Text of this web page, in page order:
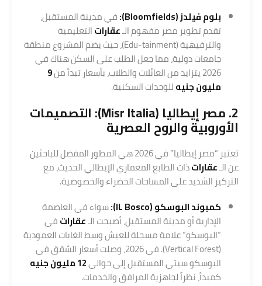
بلوم فيلدز (Bloomfields):
في مدينة المستقبل،
تقدم تطوير مصر مفهوم الـعقاراتالتعليمية
والترفيهية (Edu-tainment)، حيث يضم المشروع منطقة
جامعات دولية، مما جعل الطلب على السكن هناك في
2026 يتزايد من العائلات والطلاب، بأسعار تبدأ من
9
مليون جنيهللوحدات السكنية.
2. مصر إيطاليا (Misr Italia): التصميمات
الأوروبية والروح العصرية
تعتبر “مصر إيطاليا” في 2026 هي المطور المفضل للباحثين
عن الـعقاراتذات الطابع المعماري الإيطالي الحديث، مع
التركيز الشديد على المساحات الخضراء والخصوصية.
كمبوند البوسكو (IL Bosco):
سواء في العاصمة
الإدارية أو مدينة المستقبل، أصبحت الـعقاراتفي
“البوسكو” علامة مسجلة للعيش وسط الغابات العمودية
(Vertical Forest). في 2026، وصلت أسعار الشقق في
البوسكو سيتي المستقبل إلى حوالي12 مليون جنيه
كمبدأ، نظراً لجاهزية المرافق والخدمات.